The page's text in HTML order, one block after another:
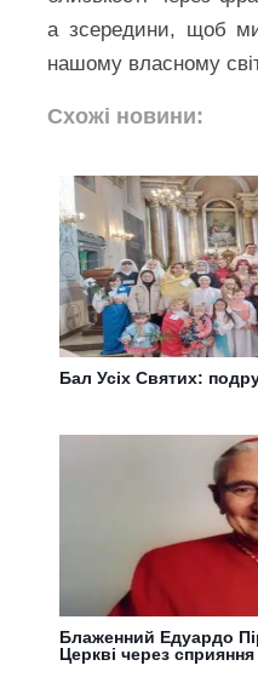
а зсередини, щоб
нашому власному
Схожі новини:
Бал Усіх Святих:
Блаженний Едуардо
Церкві через